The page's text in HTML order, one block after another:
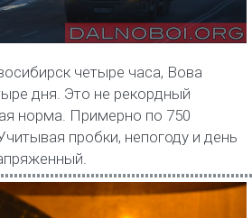
четыре часа, Вова
дня. Это не рекордный
норма. Примерно по 750
пробки, непогоду и день